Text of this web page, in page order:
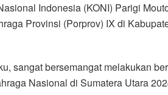
Indonesia (KONI) Parigi
Provinsi (Porprov) IX di
sangat bersemangat melakukan
Nasional di Sumatera Utara